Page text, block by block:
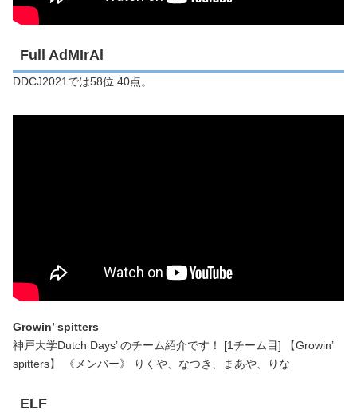
Full AdMIrAl
DDCJ2021では58位 40点。
Growin’ spitters
神戸大学Dutch Days’ のチーム紹介です！ [1チーム目] 【Growin’
spitters】 《メンバー》 りくや、なつき、まあや、りな
ELF